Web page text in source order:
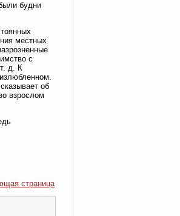
будни
местных
с
д. К
об
взрослом
страница